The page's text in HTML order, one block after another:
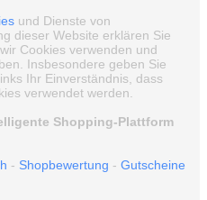
und Dienste von
dieser Website erklären Sie
Cookies verwenden und
Insbesondere geben Sie
Ihr Einverständnis, dass
verwendet werden.
Shopping-Plattform
- Shopbewertung - Gutscheine